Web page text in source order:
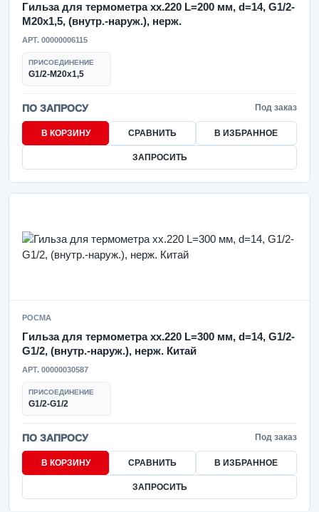
Гильза для термометра xx.220 L=200 мм, d=14, G1/2-
M20x1,5, (внутр.-наруж.), нерж.
АРТ. 00000006115
ПРИСОЕДИНЕНИЕ
G1/2-M20x1,5
ПО ЗАПРОСУ Под заказ
В КОРЗИНУ СРАВНИТЬ В ИЗБРАННОЕ
ЗАПРОСИТЬ
РОСМА
Гильза для термометра xx.220 L=300 мм, d=14, G1/2-
G1/2, (внутр.-наруж.), нерж. Китай
АРТ. 00000030587
ПРИСОЕДИНЕНИЕ
G1/2-G1/2
ПО ЗАПРОСУ Под заказ
В КОРЗИНУ СРАВНИТЬ В ИЗБРАННОЕ
ЗАПРОСИТЬ